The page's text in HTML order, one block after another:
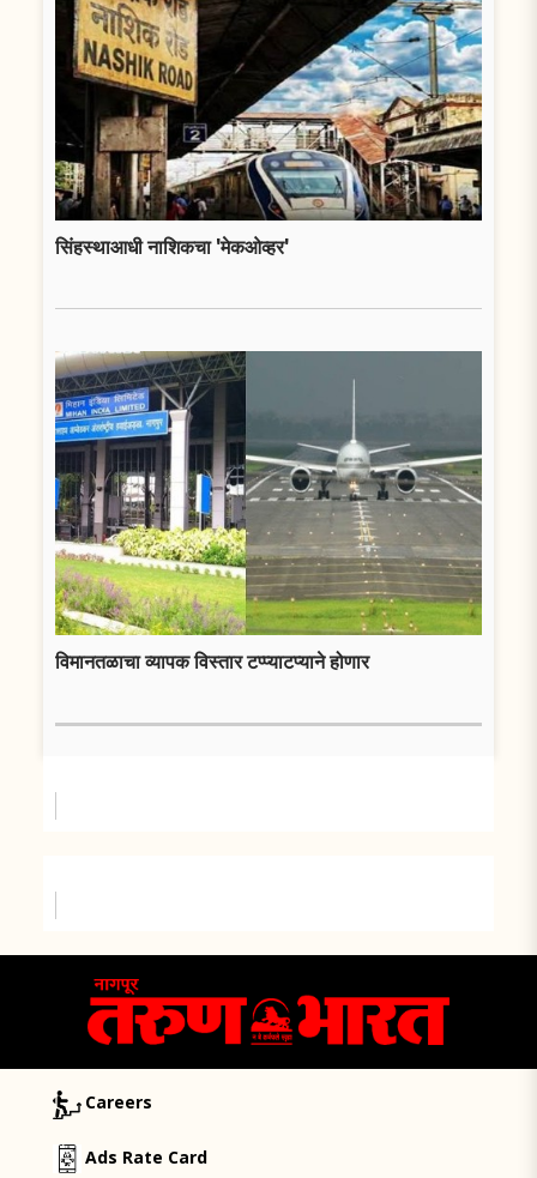
सिंहस्थाआधी नाशिकचा 'मेकओव्हर'
विमानतळाचा व्यापक विस्तार टप्प्याटप्याने होणार
Careers
Ads Rate Card